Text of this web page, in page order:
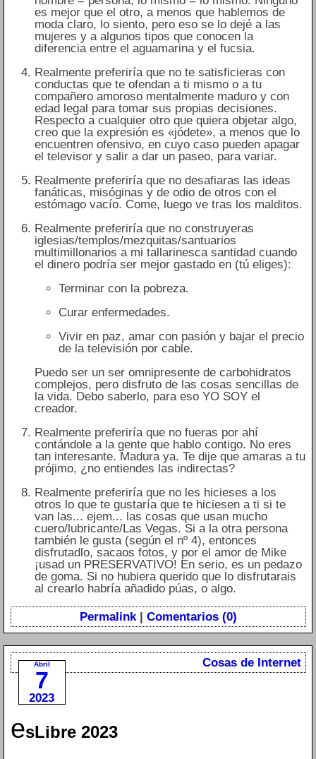
es mejor que el otro, a menos que hablemos de
moda claro, lo siento, pero eso se lo dejé a las
mujeres y a algunos tipos que conocen la
diferencia entre el aguamarina y el fucsia.
Realmente preferiría que no te satisficieras con
conductas que te ofendan a ti mismo o a tu
compañero amoroso mentalmente maduro y con
edad legal para tomar sus propias decisiones.
Respecto a cualquier otro que quiera objetar algo,
creo que la expresión es «jódete», a menos que lo
encuentren ofensivo, en cuyo caso pueden apagar
el televisor y salir a dar un paseo, para variar.
Realmente preferiría que no desafiaras las ideas
fanáticas, misóginas y de odio de otros con el
estómago vacío. Come, luego ve tras los malditos.
Realmente preferiría que no construyeras
iglesias/templos/mezquitas/santuarios
multimillonarios a mi tallarinesca santidad cuando
el dinero podría ser mejor gastado en (tú eliges):
Terminar con la pobreza.
Curar enfermedades.
Vivir en paz, amar con pasión y bajar el precio
de la televisión por cable.
Puedo ser un ser omnipresente de carbohidratos
complejos, pero disfruto de las cosas sencillas de
la vida. Debo saberlo, para eso YO SOY el
creador.
Realmente preferiría que no fueras por ahí
contándole a la gente que hablo contigo. No eres
tan interesante. Madura ya. Te dije que amaras a tu
prójimo, ¿no entiendes las indirectas?
Realmente preferiría que no les hicieses a los
otros lo que te gustaría que te hiciesen a ti si te
van las... ejem... las cosas que usan mucho
cuero/lubricante/Las Vegas. Si a la otra persona
también le gusta (según el nº 4), entonces
disfrutadlo, sacaos fotos, y por el amor de Mike
¡usad un PRESERVATIVO! En serio, es un pedazo
de goma. Si no hubiera querido que lo disfrutarais
al crearlo habría añadido púas, o algo.
Permalink| Comentarios (0)
Abril
7
2023
Cosas de Internet
esLibre 2023